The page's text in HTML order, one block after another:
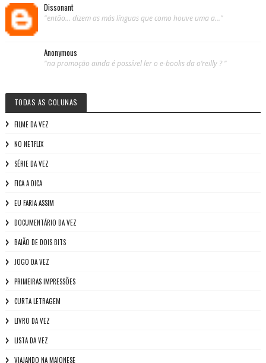
Dissonant
"então... dizem as más línguas que como houve uma a..."
Anonymous
"na promoção ainda é possível ler o e-books da o’reilly ? "
TODAS AS COLUNAS
FILME DA VEZ
NO NETFLIX
SÉRIE DA VEZ
FICA A DICA
EU FARIA ASSIM
DOCUMENTÁRIO DA VEZ
BAIÃO DE DOIS BITS
JOGO DA VEZ
PRIMEIRAS IMPRESSÕES
CURTA LETRAGEM
LIVRO DA VEZ
LISTA DA VEZ
VIAJANDO NA MAIONESE